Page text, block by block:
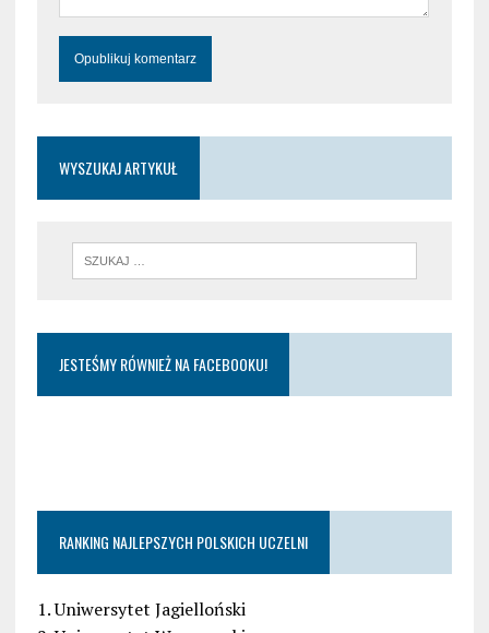
WYSZUKAJ ARTYKUŁ
JESTEŚMY RÓWNIEŻ NA FACEBOOKU!
RANKING NAJLEPSZYCH POLSKICH UCZELNI
1. Uniwersytet Jagielloński